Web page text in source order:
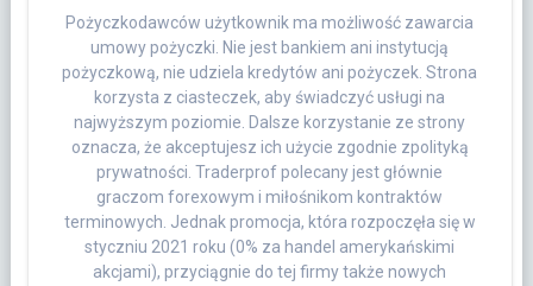
Pożyczkodawców użytkownik ma możliwość zawarcia
umowy pożyczki. Nie jest bankiem ani instytucją
pożyczkową, nie udziela kredytów ani pożyczek. Strona
korzysta z ciasteczek, aby świadczyć usługi na
najwyższym poziomie. Dalsze korzystanie ze strony
oznacza, że akceptujesz ich użycie zgodnie zpolityką
prywatności. Traderprof polecany jest głównie
graczom forexowym i miłośnikom kontraktów
terminowych. Jednak promocja, która rozpoczęła się w
styczniu 2021 roku (0% za handel amerykańskimi
akcjami), przyciągnie do tej firmy także nowych